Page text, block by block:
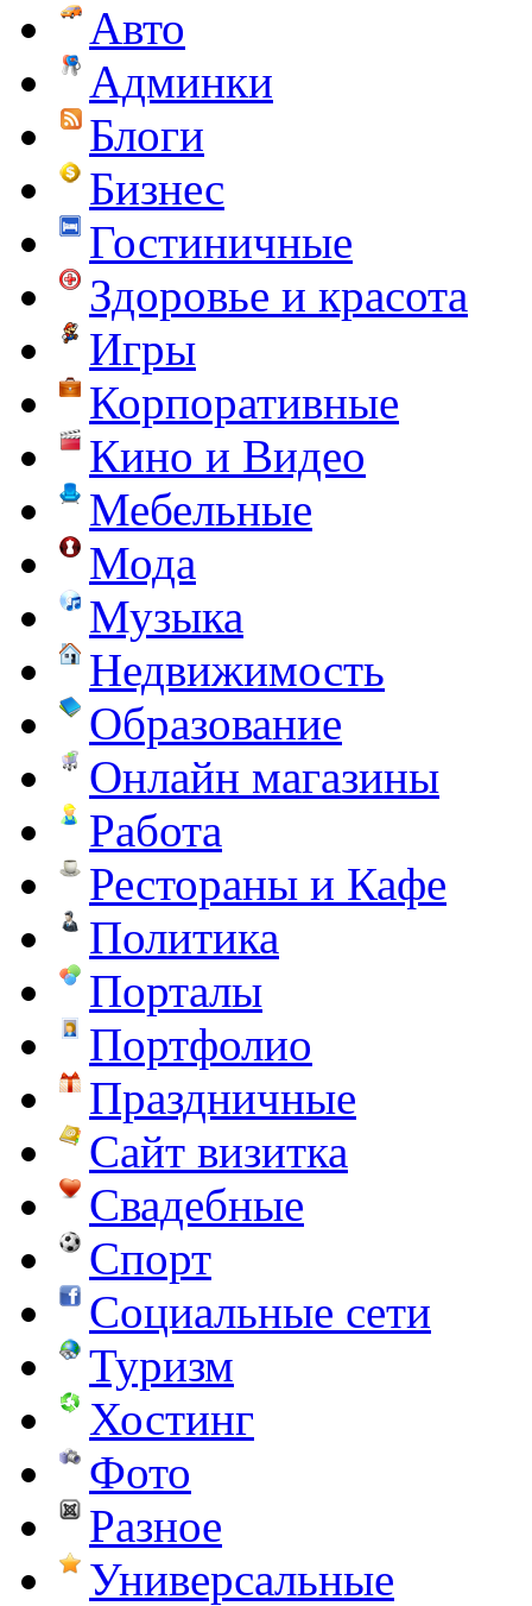
Авто
Админки
Блоги
Бизнес
Гостиничные
Здоровье и красота
Игры
Корпоративные
Кино и Видео
Мебельные
Мода
Музыка
Недвижимость
Образование
Онлайн магазины
Работа
Рестораны и Кафе
Политика
Порталы
Портфолио
Праздничные
Сайт визитка
Свадебные
Спорт
Социальные сети
Туризм
Хостинг
Фото
Разное
Универсальные